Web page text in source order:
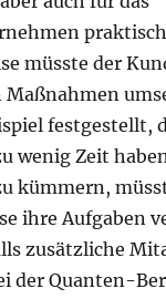
müsste der
festgestellt,
wenig Zeit
kümmern,
ihre Aufgaben
zusätzliche
der Quanten-